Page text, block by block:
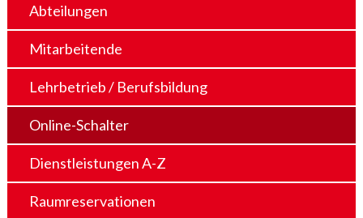
Abteilungen
Mitarbeitende
Lehrbetrieb / Berufsbildung
Online-Schalter
Dienstleistungen A-Z
Raumreservationen